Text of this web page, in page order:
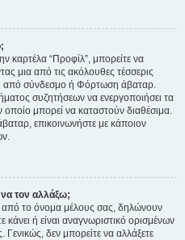
καρτέλα “Προφίλ”, μπορείτε να
μια από τις ακόλουθες τέσσερις
από σύνδεσμο ή Φόρτωση άβαταρ.
συζητήσεων να ενεργοποιήσει τα
οποίο μπορεί να καταστούν διαθέσιμα.
επικοινωνήστε με κάποιον
τον αλλάξω;
από το όνομα μέλους σας, δηλώνουν
ή είναι αναγνωριστικό ορισμένων
Γενικώς, δεν μπορείτε να αλλάξετε